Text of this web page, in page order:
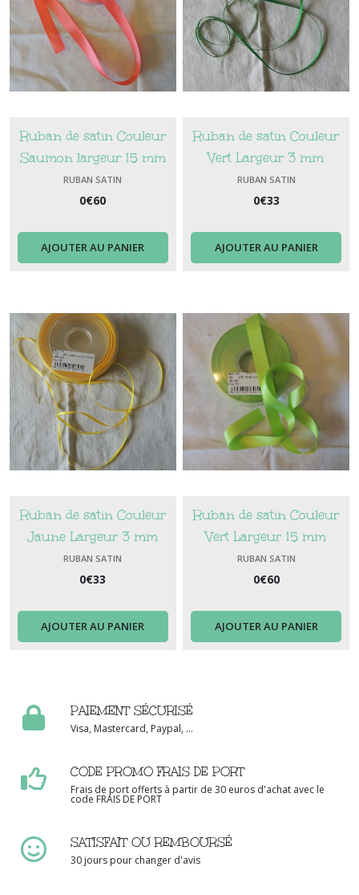
Ruban de satin Couleur
Saumon largeur 15 mm
RUBAN SATIN
0€60
AJOUTER AU PANIER
Ruban de satin Couleur
Vert Largeur 3 mm
RUBAN SATIN
0€33
AJOUTER AU PANIER
Ruban de satin Couleur
Jaune Largeur 3 mm
RUBAN SATIN
0€33
AJOUTER AU PANIER
Ruban de satin Couleur
Vert Largeur 15 mm
RUBAN SATIN
0€60
AJOUTER AU PANIER
PAIEMENT SÉCURISÉ
Visa, Mastercard, Paypal, ...
CODE PROMO FRAIS DE PORT
Frais de port offerts à partir de 30 euros d'achat avec le
code FRAIS DE PORT
SATISFAIT OU REMBOURSÉ
30 jours pour changer d'avis